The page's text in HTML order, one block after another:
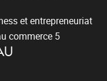
et entrepreneuriat
commerce 5